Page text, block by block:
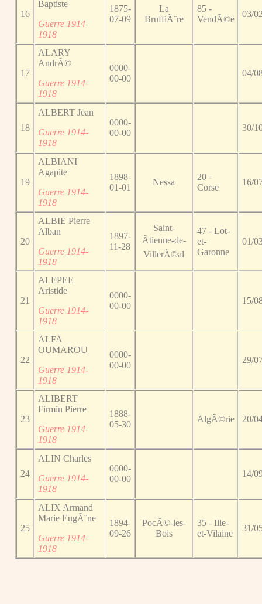
16
Baptiste
Guerre 1914-
1918
1875-
07-09
La
BruffiÃ¨re
85 -
VendÃ©e
03/
17
ALARY
AndrÃ©
Guerre 1914-
1918
0000-
00-00
04/
18
ALBERT Jean
Guerre 1914-
1918
0000-
00-00
30/
19
ALBIANI
Agapite
Guerre 1914-
1918
1898-
01-01
Nessa
20 -
Corse
16/
20
ALBIE Pierre
Alban
Guerre 1914-
1918
1897-
11-28
Saint-
Ãtienne-de-
VillerÃ©al
47 - Lot-
et-
Garonne
01/
21
ALEPEE
Aristide
Guerre 1914-
1918
0000-
00-00
15/
22
ALFA
OUMAROU
Guerre 1914-
1918
0000-
00-00
29/
23
ALIBERT
Firmin Pierre
Guerre 1914-
1918
1888-
05-30
AlgÃ©rie 20/
24
ALIN Charles
Guerre 1914-
1918
0000-
00-00
14/
25
ALIX Armand
Marie EugÃ¨ne
Guerre 1914-
1918
1894-
09-26
PocÃ©-les-
Bois
35 - Ille-
et-Vilaine
31/